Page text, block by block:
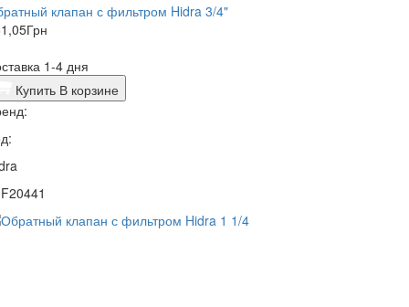
клапан с фильтром Hidra 3/4"
Грн
1-4 дня
Купить В корзине